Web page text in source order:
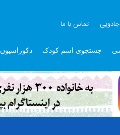
جادویی تماس با ما
جستجوی اسم کودک دکوراسیون